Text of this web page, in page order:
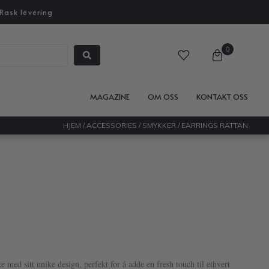
Rask levering
0
MAGAZINE OM OSS KONTAKT OSS
HJEM / ACCESSORIES / SMYKKER / EARRINGS RATTAN
med sitt unike design, perfekt for å adde en fresh touch til ethvert